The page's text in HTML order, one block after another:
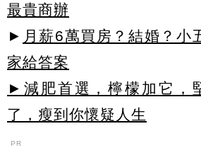
最貴商辦
► 月薪6萬買房？結婚？小
家給答案
►減肥首選，檸檬加它，
了，瘦到你懷疑人生
PR